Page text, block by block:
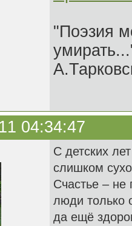
"Поэзия
04:34:47
С детских
слишком
Счастье –
люди только
да ещё